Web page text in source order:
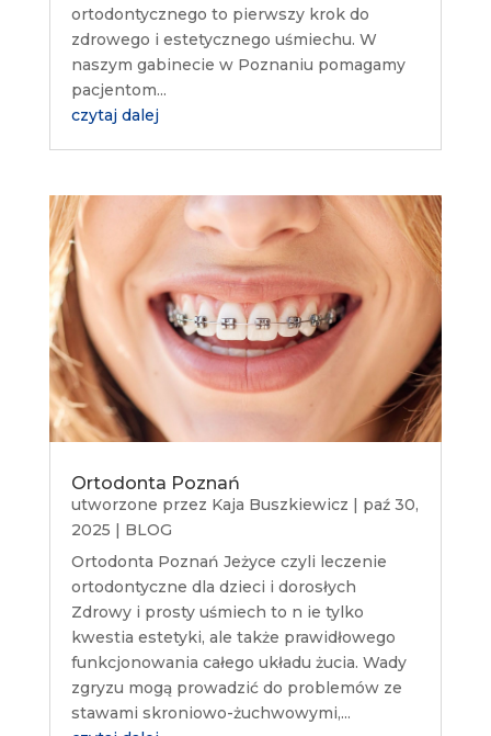
ortodontycznego to pierwszy krok do
zdrowego i estetycznego uśmiechu. W
naszym gabinecie w Poznaniu pomagamy
pacjentom...
czytaj dalej
Ortodonta Poznań
utworzone przez Kaja Buszkiewicz | paź 30,
2025 | BLOG
Ortodonta Poznań Jeżyce czyli leczenie
ortodontyczne dla dzieci i dorosłych
Zdrowy i prosty uśmiech to n ie tylko
kwestia estetyki, ale także prawidłowego
funkcjonowania całego układu żucia. Wady
zgryzu mogą prowadzić do problemów ze
stawami skroniowo-żuchwowymi,...